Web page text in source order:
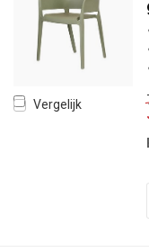
Vergelijk